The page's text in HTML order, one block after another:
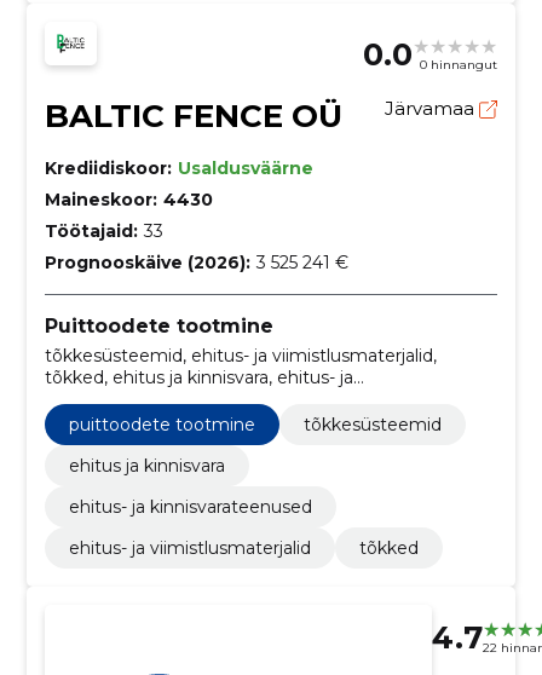
0.0 0 hinnangut
BALTIC FENCE OÜ Järvamaa
Krediidiskoor: Usaldusväärne
Maineskoor: 4430
Töötajaid: 33
Prognooskäive (2026): 3 525 241 €
Puittoodete tootmine
tõkkesüsteemid, ehitus- ja viimistlusmaterjalid,
tõkked, ehitus ja kinnisvara, ehitus- ja
kinnisvarateenused
puittoodete tootmine
tõkkesüsteemid
ehitus ja kinnisvara
ehitus- ja kinnisvarateenused
ehitus- ja viimistlusmaterjalid
tõkked
4.722